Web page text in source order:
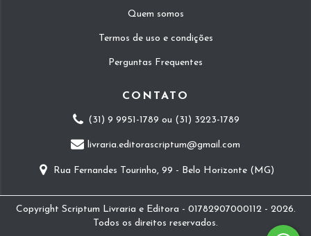
Quem somos
Termos de uso e condições
Perguntas Frequentes
CONTATO
(31) 9 9951-1789 ou (31) 3223-1789
livraria.editorascriptum@gmail.com
Rua Fernandes Tourinho, 99 - Belo Horizonte (MG)
Copyright Scriptum Livraria e Editora - 01782907000112 - 2026.
Todos os direitos reservados.